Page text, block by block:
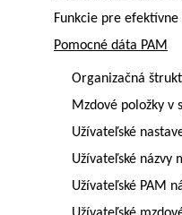
Funkcie pre
Pomocné dáta PAM
Organizačná
Mzdové položky v
Užívateľské
Užívateľské názvy
Užívateľské PAM